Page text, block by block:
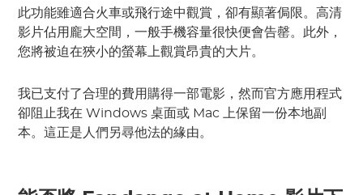
此功能雖適合火車或飛行途中觀賞，卻有顯著侷限。高清
影片佔用龐大空間，一般手機容量很快便會告罄。此外，
您將被迫在狹小的螢幕上觀賞昂貴的大片。
我已支付了合理的費用購得一部電影，然而官方應用程式
卻阻止我在 Windows 桌面或 Mac 上保留一份本地副
本。這正是人們另尋他法的緣由。